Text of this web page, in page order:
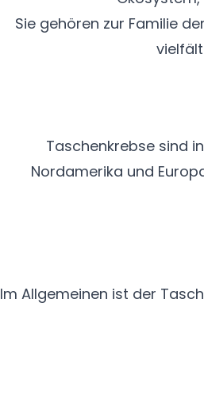
Sie gehören zur Familie
Taschenkrebse sind
Nordamerika und
Im Allgemeinen ist der